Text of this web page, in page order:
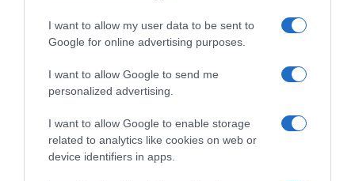
I want to allow my user data to be sent to
Google for online advertising purposes.
I want to allow Google to send me
personalized advertising.
I want to allow Google to enable storage
related to analytics like cookies on web or
device identifiers in apps.